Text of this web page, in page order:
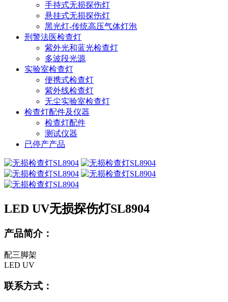
手持式无损探伤灯
悬挂式无损探伤灯
黑光灯-传统高压气体灯泡
刑警法医检查灯
紫外光和蓝光检查灯
多波段光源
实验室检查灯
便携式检查灯
紫外线检查灯
无尘实验室检查灯
检查灯配件及仪器
检查灯配件
测试仪器
已停产产品
LED UV无损探伤灯SL8904
产品简介：
配三脚架
LED UV
联系方式：